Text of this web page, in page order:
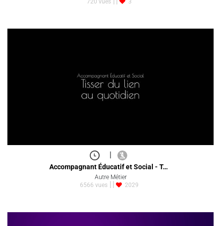
720 vues
3
|
Accompagnant Éducatif et Social - T…
Autre Métier
6566 vues
2029